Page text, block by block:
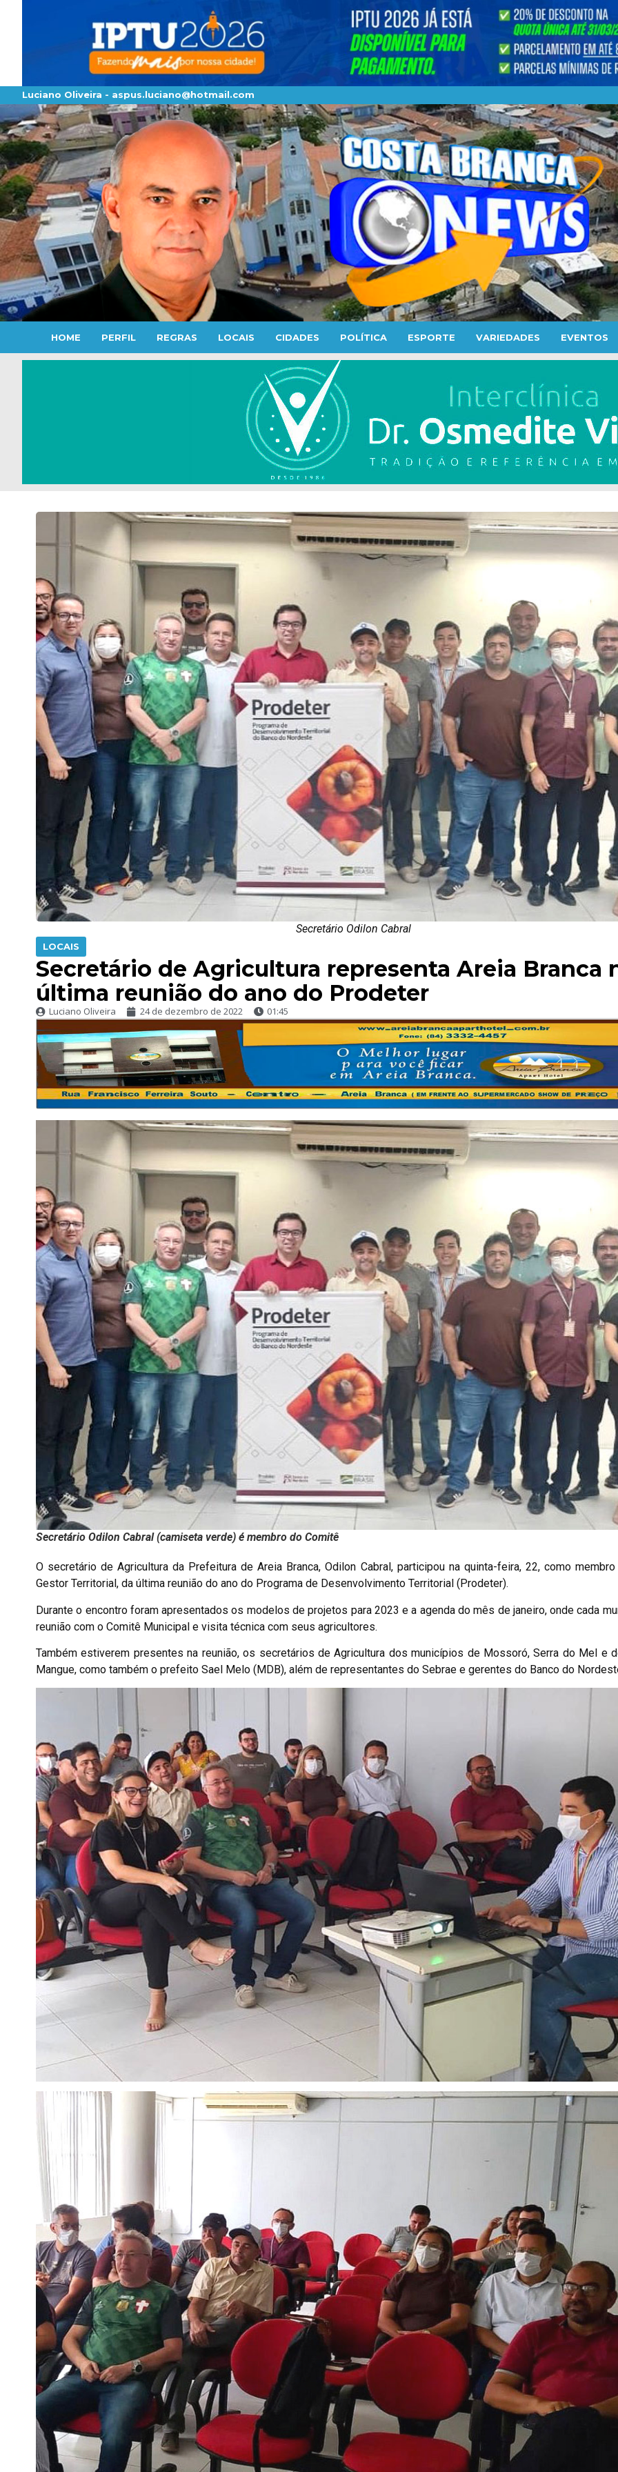
Luciano Oliveira - aspus.luciano@hotmail.com
HOME PERFIL REGRAS LOCAIS CIDADES POLÍTICA ESPORTE VARIEDADES EVENTOS
Secretário Odilon Cabral
LOCAIS
Secretário de Agricultura representa Areia Branca
última reunião do ano do Prodeter
Luciano Oliveira 24 de dezembro de 2022 01:45
Secretário Odilon Cabral (camiseta verde) é membro do Comitê
O secretário de Agricultura da Prefeitura de Areia Branca, Odilon Cabral, participou na quinta-feira, 22, como
Gestor Territorial, da última reunião do ano do Programa de Desenvolvimento Territorial (Prodeter).
Durante o encontro foram apresentados os modelos de projetos para 2023 e a agenda do mês de janeiro, onde cada
reunião com o Comitê Municipal e visita técnica com seus agricultores.
Também estiverem presentes na reunião, os secretários de Agricultura dos municípios de Mossoró, Serra do Mel e
Mangue, como também o prefeito Sael Melo (MDB), além de representantes do Sebrae e gerentes do Banco do